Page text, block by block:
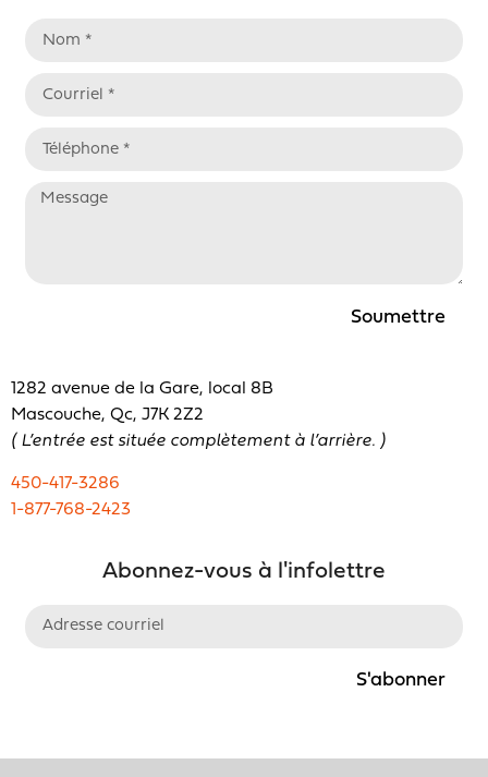
Soumettre
1282 avenue de la Gare, local 8B
Mascouche, Qc, J7K 2Z2
( L’entrée est située complètement à l’arrière. )
450-417-3286
1-877-768-2423
Abonnez-vous à l'infolettre
S'abonner